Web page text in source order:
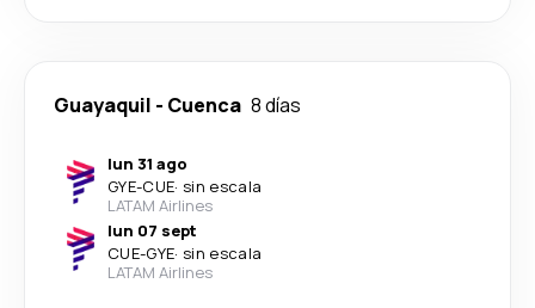
Guayaquil - Cuenca 8 días
lun 31 ago
GYE-CUE· sin escala
LATAM Airlines
lun 07 sept
CUE-GYE· sin escala
LATAM Airlines